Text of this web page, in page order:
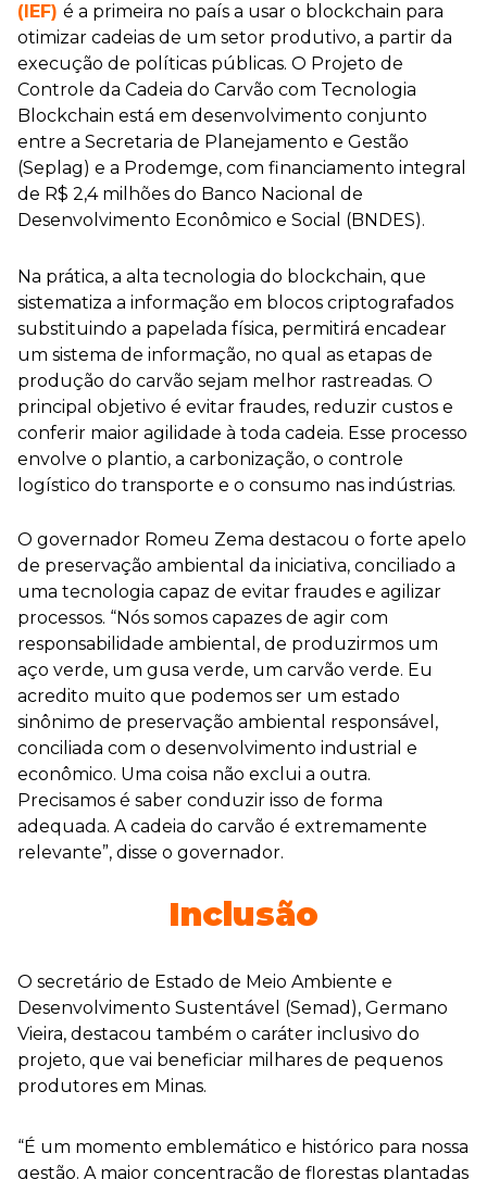
(IEF) é a primeira no país a usar o blockchain para
otimizar cadeias de um setor produtivo, a partir da
execução de políticas públicas. O Projeto de
Controle da Cadeia do Carvão com Tecnologia
Blockchain está em desenvolvimento conjunto
entre a Secretaria de Planejamento e Gestão
(Seplag) e a Prodemge, com financiamento integral
de R$ 2,4 milhões do Banco Nacional de
Desenvolvimento Econômico e Social (BNDES).
Na prática, a alta tecnologia do blockchain, que
sistematiza a informação em blocos criptografados
substituindo a papelada física, permitirá encadear
um sistema de informação, no qual as etapas de
produção do carvão sejam melhor rastreadas. O
principal objetivo é evitar fraudes, reduzir custos e
conferir maior agilidade à toda cadeia. Esse processo
envolve o plantio, a carbonização, o controle
logístico do transporte e o consumo nas indústrias.
O governador Romeu Zema destacou o forte apelo
de preservação ambiental da iniciativa, conciliado a
uma tecnologia capaz de evitar fraudes e agilizar
processos. “Nós somos capazes de agir com
responsabilidade ambiental, de produzirmos um
aço verde, um gusa verde, um carvão verde. Eu
acredito muito que podemos ser um estado
sinônimo de preservação ambiental responsável,
conciliada com o desenvolvimento industrial e
econômico. Uma coisa não exclui a outra.
Precisamos é saber conduzir isso de forma
adequada. A cadeia do carvão é extremamente
relevante”, disse o governador.
Inclusão
O secretário de Estado de Meio Ambiente e
Desenvolvimento Sustentável (Semad), Germano
Vieira, destacou também o caráter inclusivo do
projeto, que vai beneficiar milhares de pequenos
produtores em Minas.
“É um momento emblemático e histórico para nossa
gestão. A maior concentração de florestas plantadas